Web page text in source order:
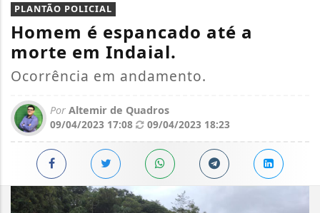
PLANTÃO POLICIAL
Homem é espancado até a
morte em Indaial.
Ocorrência em andamento.
Por Altemir de Quadros
09/04/2023 17:08
09/04/2023 18:23